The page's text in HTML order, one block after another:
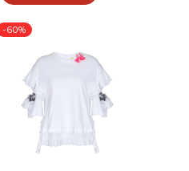
-60%